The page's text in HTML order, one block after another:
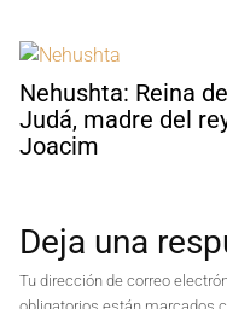
Nehushta: Reina de
Judá, madre del
Joacim
Deja una
Tu dirección de correo